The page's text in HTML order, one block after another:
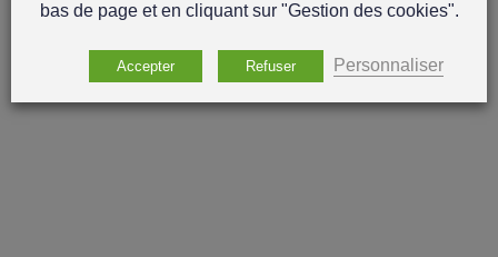
bas de page et en cliquant sur "Gestion des cookies".
Accepter Refuser Personnaliser